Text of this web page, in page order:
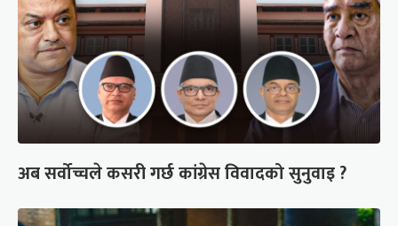
अब सर्वोच्चले कसरी गर्छ कांग्रेस विवादको सुनुवाइ ?